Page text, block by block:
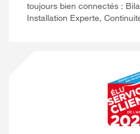
toujours bien connectés :
Installation Experte,